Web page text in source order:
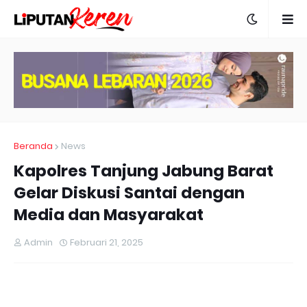
Beranda News
Kapolres Tanjung Jabung Barat
Gelar Diskusi Santai dengan
Media dan Masyarakat
Admin Februari 21, 2025